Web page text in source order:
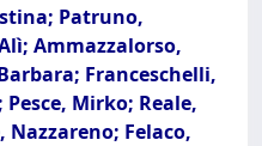
Patruno,
Ammazzalorso,
Franceschelli,
Mirko; Reale,
Nazzareno; Felaco,